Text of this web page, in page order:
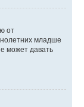
от
младше
может давать